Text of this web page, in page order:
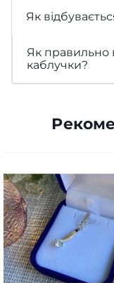
Як
Як правильно
каблучки?